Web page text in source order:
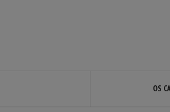
OS